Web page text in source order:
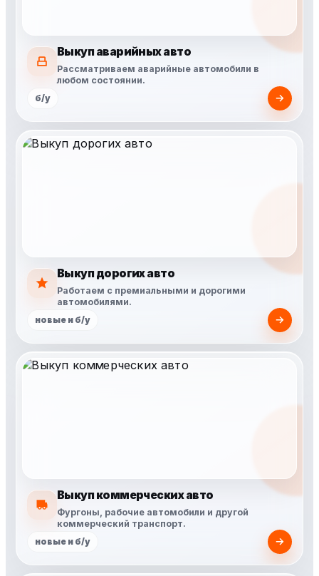
Выкуп аварийных авто
Рассматриваем аварийные автомобили в
любом состоянии.
б/у
Выкуп дорогих авто
Работаем с премиальными и дорогими
автомобилями.
новые и б/у
Выкуп коммерческих авто
Фургоны, рабочие автомобили и другой
коммерческий транспорт.
новые и б/у